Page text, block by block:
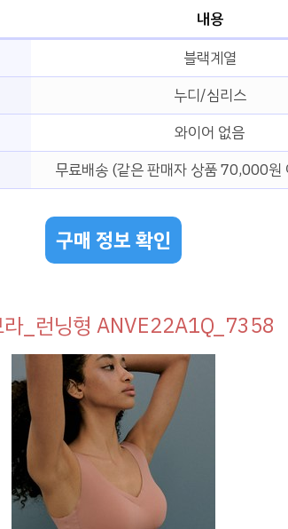
내용
블랙계열
누디/심리스
와이어 없음
무료배송 (같은 판매자 상품 70,000원
구매 정보 확인
라_런닝형 ANVE22A1Q_7358